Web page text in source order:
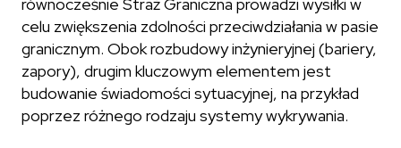
równocześnie Straż Graniczna prowadzi wysiłki w
celu zwiększenia zdolności przeciwdziałania w pasie
granicznym. Obok rozbudowy inżynieryjnej (bariery,
zapory), drugim kluczowym elementem jest
budowanie świadomości sytuacyjnej, na przykład
poprzez różnego rodzaju systemy wykrywania.